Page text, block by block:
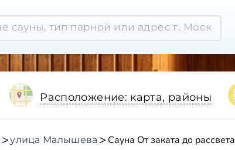
Расположение: карта, районы
улица Малышева Сауна От заката до рассвета